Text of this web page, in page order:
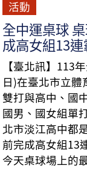
活動
全中運桌球
成高女組13
【臺北訊】113
日)在臺北市立
雙打與高中、國
國男、國女組單
北市淡江高中都
前完成高女組13
今天桌球場上的